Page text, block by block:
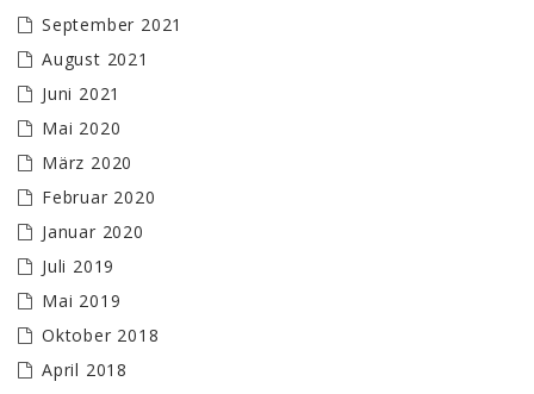
September 2021
August 2021
Juni 2021
Mai 2020
März 2020
Februar 2020
Januar 2020
Juli 2019
Mai 2019
Oktober 2018
April 2018